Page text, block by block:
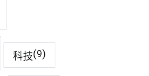
科技(9)